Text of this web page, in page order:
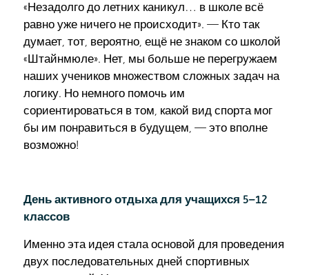
«Незадолго до летних каникул… в школе всё
равно уже ничего не происходит». — Кто так
думает, тот, вероятно, ещё не знаком со школой
«Штайнмюле». Нет, мы больше не перегружаем
наших учеников множеством сложных задач на
логику. Но немного помочь им
сориентироваться в том, какой вид спорта мог
бы им понравиться в будущем, — это вполне
возможно!
День активного отдыха для учащихся 5–12
классов
Именно эта идея стала основой для проведения
двух последовательных дней спортивных